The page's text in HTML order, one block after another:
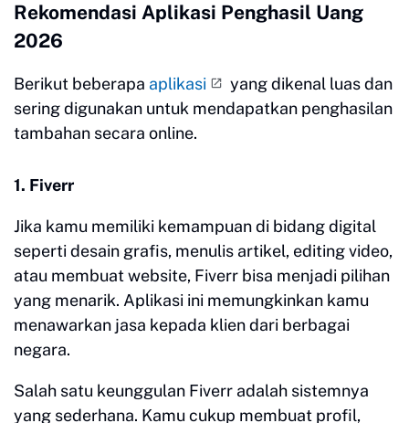
Rekomendasi Aplikasi Penghasil Uang
2026
Berikut beberapa aplikasi
yang dikenal luas dan
sering digunakan untuk mendapatkan penghasilan
tambahan secara online.
1. Fiverr
Jika kamu memiliki kemampuan di bidang digital
seperti desain grafis, menulis artikel, editing video,
atau membuat website, Fiverr bisa menjadi pilihan
yang menarik. Aplikasi ini memungkinkan kamu
menawarkan jasa kepada klien dari berbagai
negara.
Salah satu keunggulan Fiverr adalah sistemnya
yang sederhana. Kamu cukup membuat profil,